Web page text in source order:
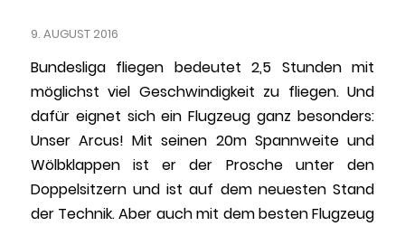
9. AUGUST 2016
Bundesliga fliegen bedeutet 2,5 Stunden mit
möglichst viel Geschwindigkeit zu fliegen. Und
dafür eignet sich ein Flugzeug ganz besonders:
Unser Arcus! Mit seinen 20m Spannweite und
Wölbklappen ist er der Prosche unter den
Doppelsitzern und ist auf dem neuesten Stand
der Technik. Aber auch mit dem besten Flugzeug